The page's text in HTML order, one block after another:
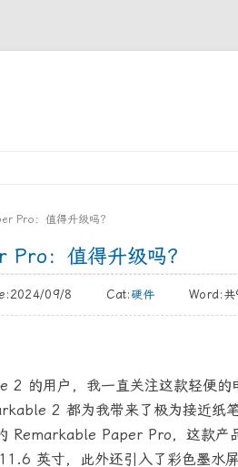
Pro：值得升级吗？
：值得升级吗？
09/8 Cat:硬件 Word:
2 的用户，我一直关注这款轻便的
2 都为我带来了极为接近纸
Remarkable Paper Pro，这款产
英寸，此外还引入了彩色墨